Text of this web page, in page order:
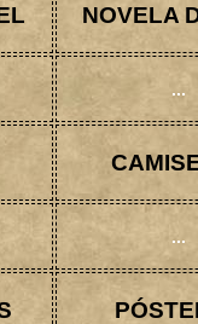
NOVELA
...
...